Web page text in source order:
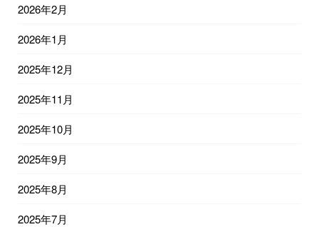
2026年2月
2026年1月
2025年12月
2025年11月
2025年10月
2025年9月
2025年8月
2025年7月